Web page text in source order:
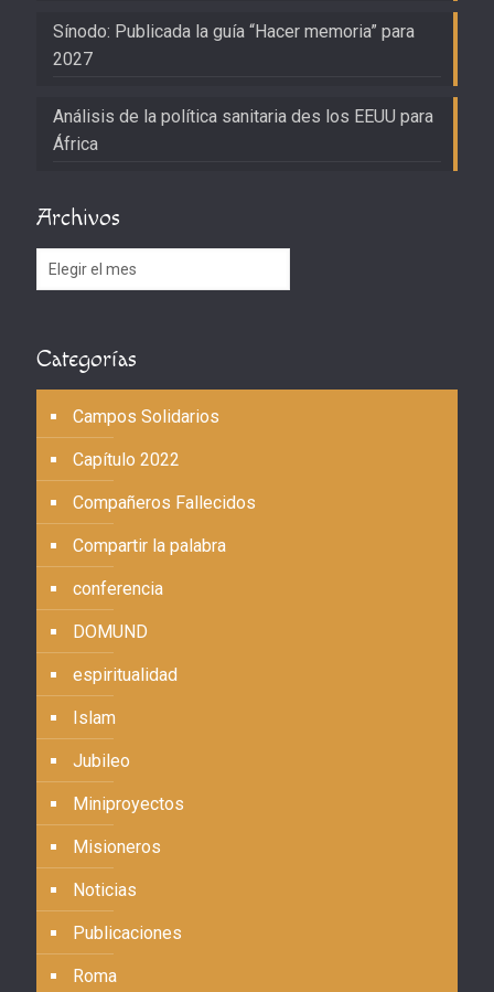
Sínodo: Publicada la guía “Hacer memoria” para
2027
Análisis de la política sanitaria des los EEUU para
África
Archivos
Archivos
Categorías
Campos Solidarios
Capítulo 2022
Compañeros Fallecidos
Compartir la palabra
conferencia
DOMUND
espiritualidad
Islam
Jubileo
Miniproyectos
Misioneros
Noticias
Publicaciones
Roma